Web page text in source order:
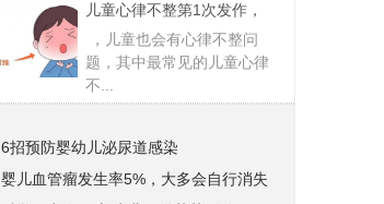
儿童心律不整第1次发作，
，儿童也会有心律不整问
题，其中最常见的儿童心律
不...
6招预防婴幼儿泌尿道感染
婴儿血管瘤发生率5%，大多会自行消失